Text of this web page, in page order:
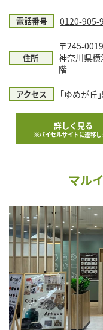
電話番号 0120-905-
住所
〒245-0019
神奈川県
階
アクセス ｢ゆめが丘
詳しく見る
※バイセルサイトに遷移し
マル